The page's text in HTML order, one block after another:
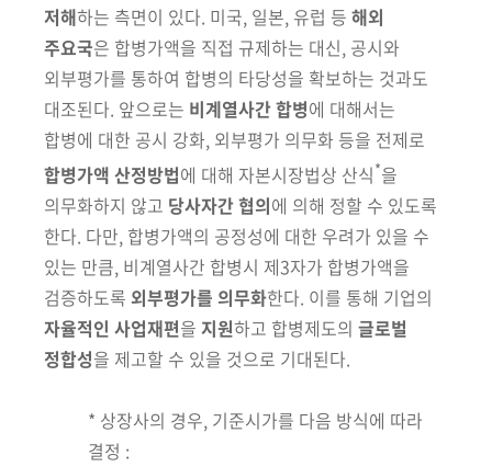
저해하는 측면이 있다. 미국, 일본, 유럽 등 해외
주요국은 합병가액을 직접 규제하는 대신, 공시와
외부평가를 통하여 합병의 타당성을 확보하는 것과도
대조된다. 앞으로는 비계열사간합병에 대해서는
합병에 대한 공시 강화, 외부평가 의무화 등을 전제로
합병가액 산정방법에 대해 자본시장법상 산식*을
의무화하지 않고 당사자간 협의에 의해 정할 수 있도록
한다. 다만, 합병가액의 공정성에 대한 우려가 있을 수
있는 만큼, 비계열사간 합병시 제3자가 합병가액을
검증하도록 외부평가를 의무화한다. 이를 통해 기업의
자율적인 사업재편을 지원하고 합병제도의 글로벌
정합성을 제고할 수 있을 것으로 기대된다.
* 상장사의 경우, 기준시가를 다음 방식에 따라
결정 :